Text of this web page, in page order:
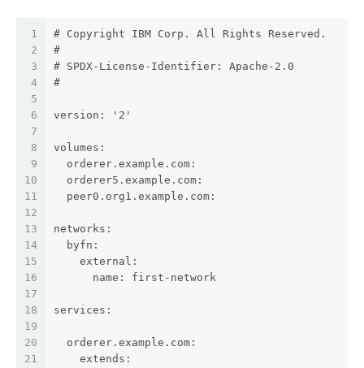
1
2
3
4
5
6
7
8
9
10
11
12
13
14
15
16
17
18
19
20
21
# Copyright IBM Corp. All Rights Reserved.
#
# SPDX-License-Identifier: Apache-2.0
#
version: '2'
volumes:
  orderer.example.com:
  orderer5.example.com:
  peer0.org1.example.com:
networks:
  byfn:
    external:
      name: first-network
services:
  orderer.example.com:
    extends: